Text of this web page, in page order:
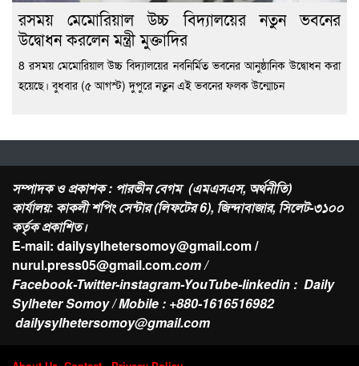
রসময় মেমোরিয়াল উচ্চ বিদ্যালয়ের নতুন ভবনের
উদ্বোধন করলেন মন্ত্রী মুক্তাদির
8 রসময় মেমোরিয়াল উচ্চ বিদ্যালয়ের নবনির্মিত ভবনের আনুষ্ঠানিক উদ্বোধন করা
হয়েছে। বুধবার (৫ আগস্ট) দুপুরে নতুন এই ভবনের ফলক উন্মোচন
সম্পাদক ও প্রকাশক : পারভীন বেগম (এমএসএস, অর্থনীতি)
কার্যালয়: কাকলী শপিং সেন্টার (লিফটের 6), জিন্দাবাজার, সিলেট-৩১০০
কর্তৃক প্রকাশিত।
E-mail: dailysylhetersomoy@gmail.com /
nurul.press05@gmail.com.com /
Facebook-Twitter-instagram-YouTube-linkedin : Daily
Sylheter Somoy / Mobile : +880-1616516982
dailysylhetersomoy@gmail.com